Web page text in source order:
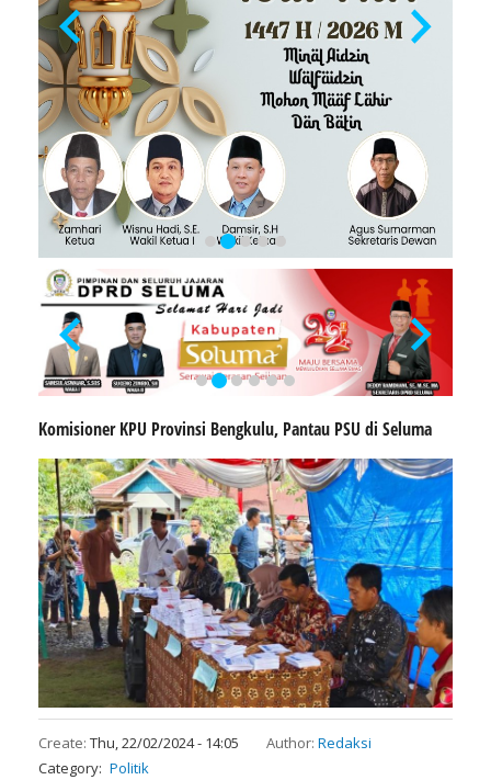
Komisioner KPU Provinsi Bengkulu, Pantau PSU di Seluma
Create: Thu, 22/02/2024 - 14:05 Author: Redaksi
Category Politik